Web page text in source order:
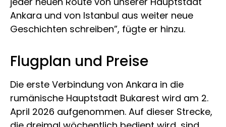
Ankara und von Istanbul aus weiter neue
Geschichten schreiben”, fügte er hinzu.
Flugplan und Preise
Die erste Verbindung von Ankara in die
rumänische Hauptstadt Bukarest wird am 2.
April 2026 aufgenommen. Auf dieser Strecke,